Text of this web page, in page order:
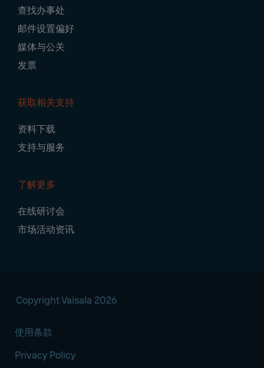
查找办事处
邮件设置偏好
媒体与公关
发票
获取相关支持
资料下载
支持与服务
了解更多
在线研讨会
市场活动资讯
Copyright Vaisala 2026
使用条款
Privacy Policy